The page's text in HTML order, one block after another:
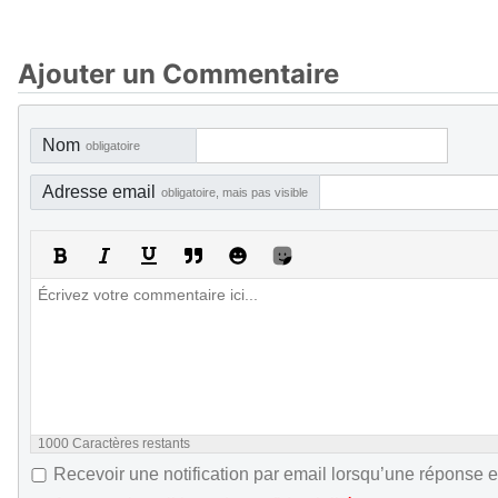
Ajouter un Commentaire
Nom obligatoire
Adresse email obligatoire, mais pas visible
1000 Caractères restants
Recevoir une notification par email lorsqu’une réponse